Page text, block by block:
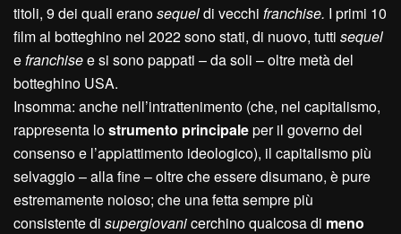
titoli, 9 dei quali eranosequeldi vecchi franchise. I primi 10
film al botteghino nel 2022 sono stati, di nuovo, tutti sequel
efranchisee si sono pappati – da soli – oltre metà del
botteghino USA.
Insomma: anche nell’intrattenimento (che, nel capitalismo,
rappresenta lostrumento principaleper il governo del
consenso e l’appiattimento ideologico), il capitalismo più
selvaggio – alla fine – oltre che essere disumano, è pure
estremamente noioso; che una fetta sempre più
consistente di supergiovanicerchino qualcosa di meno